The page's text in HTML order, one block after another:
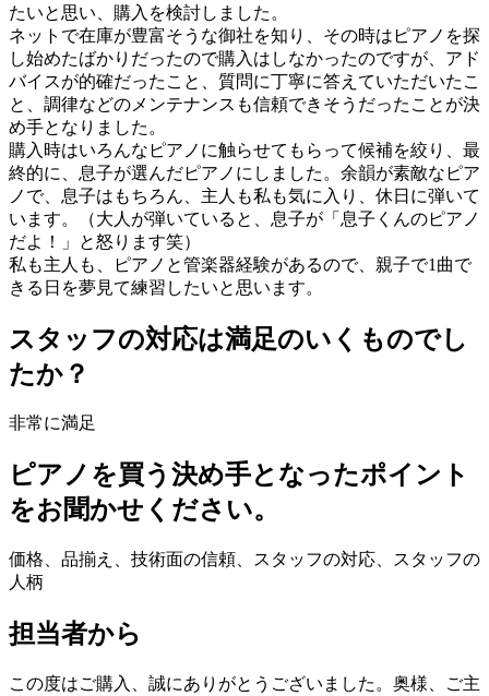
たいと思い、購入を検討しました。
ネットで在庫が豊富そうな御社を知り、その時はピアノを探
し始めたばかりだったので購入はしなかったのですが、アド
バイスが的確だったこと、質問に丁寧に答えていただいたこ
と、調律などのメンテナンスも信頼できそうだったことが決
め手となりました。
購入時はいろんなピアノに触らせてもらって候補を絞り、最
終的に、息子が選んだピアノにしました。余韻が素敵なピア
ノで、息子はもちろん、主人も私も気に入り、休日に弾いて
います。（大人が弾いていると、息子が「息子くんのピアノ
だよ！」と怒ります笑）
私も主人も、ピアノと管楽器経験があるので、親子で1曲で
きる日を夢見て練習したいと思います。
スタッフの対応は満足のいくものでし
たか？
非常に満足
ピアノを買う決め手となったポイント
をお聞かせください。
価格、品揃え、技術面の信頼、スタッフの対応、スタッフの
人柄
担当者から
この度はご購入、誠にありがとうございました。奥様、ご主